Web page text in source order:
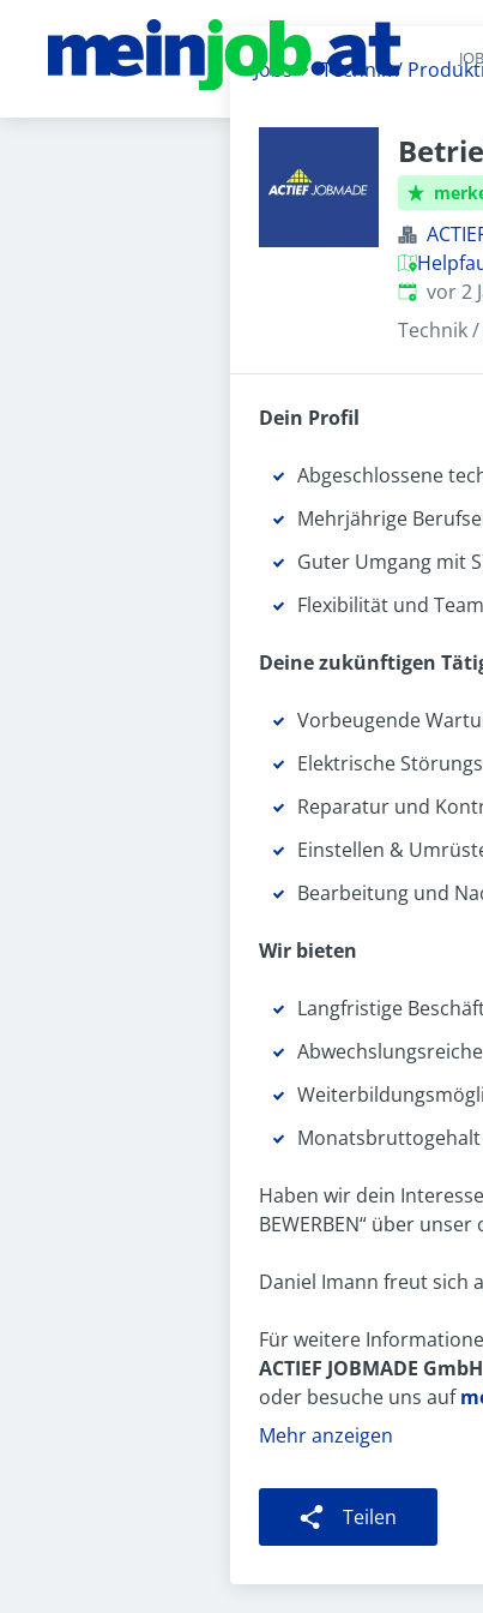
Jobs Technik /
vor 2
Technik
Dein Profil
Abgeschlossene
Mehrjährige
Guter Umgang mit
Flexibilität und
Deine zukünftigen
Vorbeugende
Elektrische
Reparatur und
Einstellen &
Bearbeitung und
Wir bieten
Langfristige
Haben wir dein
BEWERBEN“ über
Daniel Imann freut sich
Für weitere
ACTIEF JOBMADE
oder besuche uns auf
Mehr anzeigen
Teilen